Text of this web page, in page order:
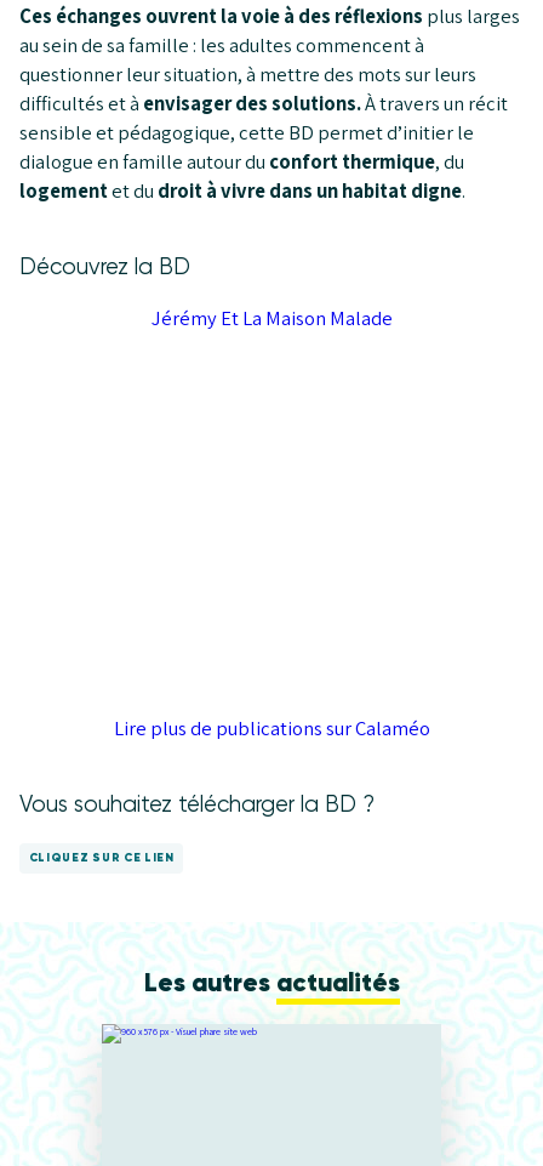
Ces échanges ouvrent la voie à des réflexions plus larges
au sein de sa famille : les adultes commencent à
questionner leur situation, à mettre des mots sur leurs
difficultés et à envisager des solutions.À travers un récit
sensible et pédagogique, cette BD permet d’initier le
dialogue en famille autour du confort thermique, du
logementet du droit à vivredans unhabitat digne.
Découvrez la BD
Jérémy Et La Maison Malade
Lire plus de publications sur Calaméo
Vous souhaitez télécharger la BD ?
CLIQUEZ SUR CE LIEN
Les autresactualités